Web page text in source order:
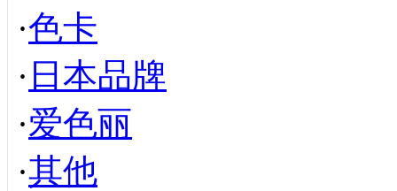
·色卡
· 日本品牌
·爱色丽
·其他